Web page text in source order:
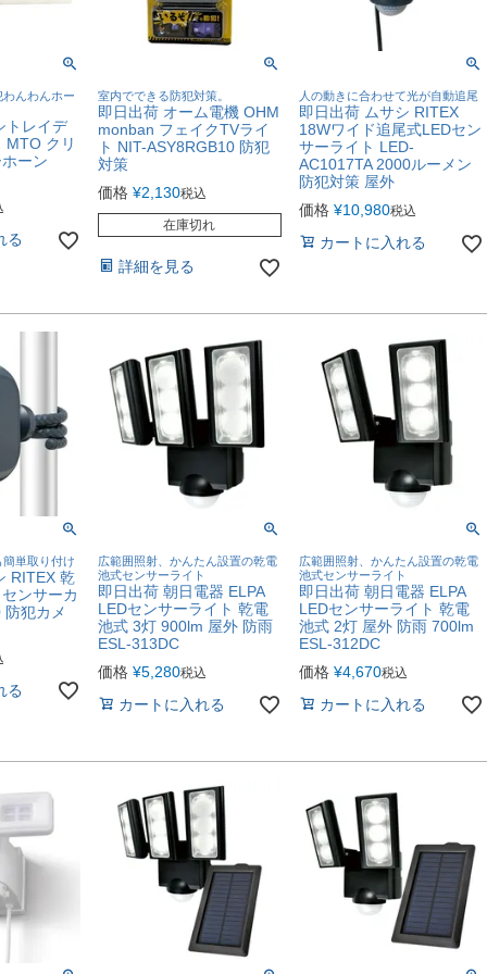
んわんホー
トレイデ
MTO クリ
ーン
る
室内でできる防犯対策。
即日出荷 オーム電機 OHM
monban フェイクTVライ
ト NIT-ASY8RGB10 防犯
対策
価格 ¥2,130税込
在庫切れ
詳細を見る
人の動きに合わせて光が自動追尾
即日出荷 ムサシ RITEX
18Wワイド追尾式LEDセン
サーライト LED-
AC1017TA 2000ルーメン
防犯対策 屋外
価格 ¥10,980税込
カートに入れる
単取り付け
RITEX 乾
ンサーカ
犯カメ
る
広範囲照射、かんたん設置の乾電
池式センサーライト
即日出荷 朝日電器 ELPA
LEDセンサーライト 乾電
池式 3灯 900lm 屋外 防雨
ESL-313DC
価格 ¥5,280税込
カートに入れる
広範囲照射、かんたん設置の乾電
池式センサーライト
即日出荷 朝日電器 ELPA
LEDセンサーライト 乾電
池式 2灯 屋外 防雨 700lm
ESL-312DC
価格 ¥4,670税込
カートに入れる